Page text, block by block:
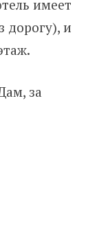
имеет
дорогу), и
за